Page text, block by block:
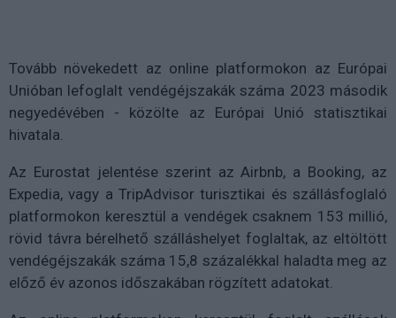
Tovább növekedett az online platformokon az Európai
Unióban lefoglalt vendégéjszakák száma 2023 második
negyedévében - közölte az Európai Unió statisztikai
hivatala.
Az Eurostat jelentése szerint az Airbnb, a Booking, az
Expedia, vagy a TripAdvisor turisztikai és szállásfoglaló
platformokon keresztül a vendégek csaknem 153 millió,
rövid távra bérelhető szálláshelyet foglaltak, az eltöltött
vendégéjszakák száma 15,8 százalékkal haladta meg az
előző év azonos időszakában rögzített adatokat.